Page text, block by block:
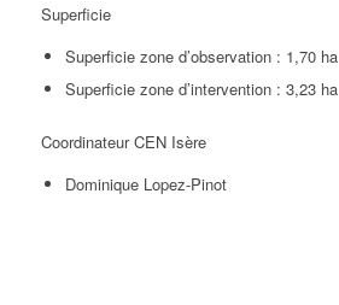
Superficie
Superficie zone d’observation : 1,70 ha
Superficie zone d’intervention : 3,23 ha
Coordinateur CEN Isère
Dominique Lopez-Pinot